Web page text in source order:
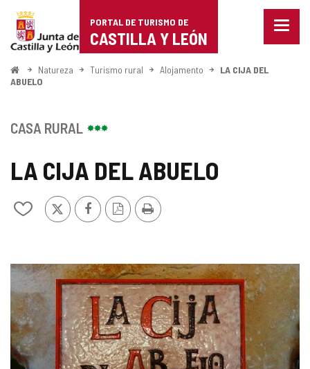
Portal
de
Turismo
de
Castilla
León
PORTAL DE TURISMO DE
CASTILLA Y LEÓN
Menu
ComeçoNatureza Turismo rural Alojamento
LA CIJA DEL
ABUELO
LA CIJA DEL ABUELO
Adicionar
meus
cadernos
x FacebookVersão
PDF
Imprimir
GALERIA
DE
IMAGENS
CASA RURAL